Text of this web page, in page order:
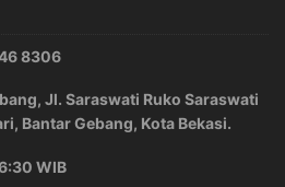
8306
Jl. Saraswati Ruko Saraswati
Bantar Gebang, Kota Bekasi.
WIB